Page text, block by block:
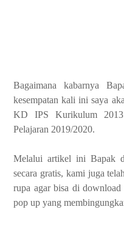
Bagaimana kabarnya
kesempatan kali ini saya
KD IPS Kurikulum
Pelajaran 2019/2020.
Melalui artikel ini Bapak
secara gratis, kami juga
rupa agar bisa di download
pop up yang